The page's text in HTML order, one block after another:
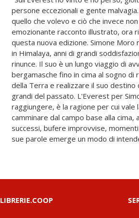
persone eccezionali e gente
quello che volevo e ciò che invece
emozionante racconto illustrato, ora
questa nuova edizione. Simone
in Himalaya, anni di grandi
rinunce. Il suo è un lungo viaggio di
bergamasche fino in cima al sogno di
della Terra e realizzare il suo destino
grandi del passato. L'Everest per
raggiungere, è la ragione per cui vale
camminare dal campo base alla
successi, bufere improvvise,
sue parole emerge un modo di
ghiaccio come una metafora della vita:
possono imboccare strade
diventare una virtù, dove si trovano
meglio non fidarsi. La storia della
tragedia di Mallory, il successo del
scalata senza ossigeno di Messner, la
Monzino del 1973, la via
Hornbein - si intreccia con le imprese di
in una dimensione storica. L'alpinista
gli esploratori del passato e segna la
ultime riflessioni sul recente
LIBRERIE.COOP